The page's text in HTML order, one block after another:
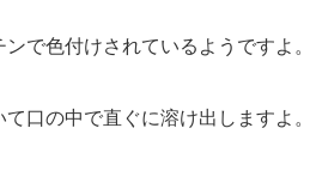
で色付けされているようですよ。
口の中で直ぐに溶け出しますよ。